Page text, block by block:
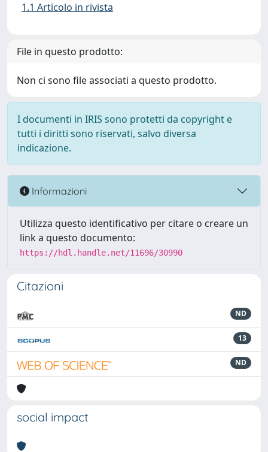
1.1 Articolo in rivista
File in questo prodotto:
Non ci sono file associati a questo prodotto.
I documenti in IRIS sono protetti da copyright e
tutti i diritti sono riservati, salvo diversa
indicazione.
Informazioni
Utilizza questo identificativo per citare o creare un
link a questo documento:
https://hdl.handle.net/11696/30990
Citazioni
ND
13
ND
social impact